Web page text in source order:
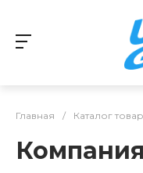
Главная / Каталог